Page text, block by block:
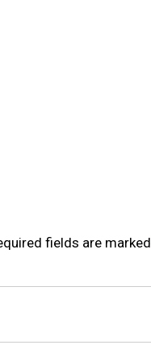
fields are marked